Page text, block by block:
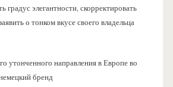
градус элегантности, скорректировать
о тонком вкусе своего владельца
утонченного направления в Европе во
бренд